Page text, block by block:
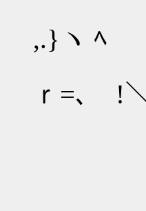
,.}ヽ ﾍ
ｒ=､ !＼
ヽ